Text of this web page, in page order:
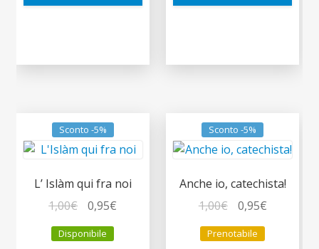
Sconto -5%
L’ Islàm qui fra noi
1,00€
prezzo
originale
0,95€
Disponibile
Sconto -5%
Anche io, catechista!
1,00€
prezzo
originale
0,95€Il
Prenotabile